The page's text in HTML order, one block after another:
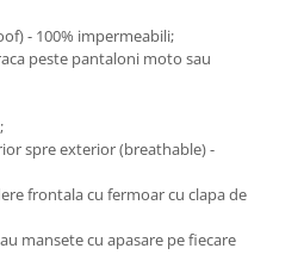
- 100% impermeabili;
peste pantaloni moto sau
spre exterior (breathable) -
frontala cu fermoar cu clapa de
mansete cu apasare pe fiecare